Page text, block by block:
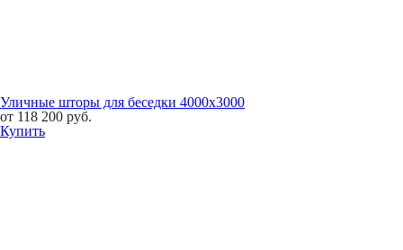
Уличные шторы для беседки 4000х3000
от 118 200 руб.
Купить